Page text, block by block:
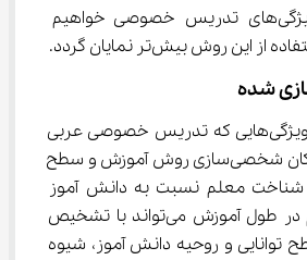
ادامه به مزایا و ویژگی‌های تدریس خصوصی خواهیم
این روش بیش‌تر نمایان گردد.
شده
از مهم‌ترین مزایا و ویژگی‌هایی که تدریس خصوصی عربی
دهم انسانی دارد، امکان شخصی‌سازی روش آموزش و سطح
شناخت معلم نسبت به دانش آموز
است. بنابراین معلم در طول آموزش می‌تواند با تشخیص
توانایی و روحیه دانش آموز، شیوه